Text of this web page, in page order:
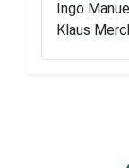
Ingo
Klaus